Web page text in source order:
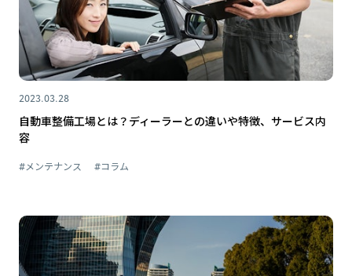
2023.03.28
自動車整備工場とは？ディーラーとの違いや特徴、サービス内
容
#メンテナンス #コラム